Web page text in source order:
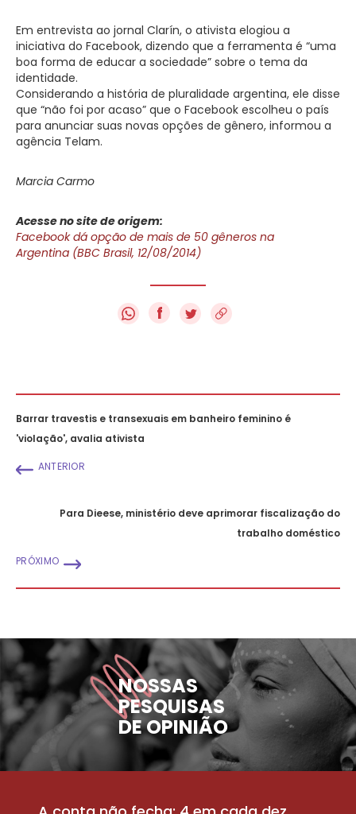
Em entrevista ao jornal Clarín, o ativista elogiou a
iniciativa do Facebook, dizendo que a ferramenta é “uma
boa forma de educar a sociedade” sobre o tema da
identidade.
Considerando a história de pluralidade argentina, ele disse
que “não foi por acaso” que o Facebook escolheu o país
para anunciar suas novas opções de gênero, informou a
agência Telam.
Marcia Carmo
Acesse no site de origem:
Facebook dá opção de mais de 50 gêneros na
Argentina (BBC Brasil, 12/08/2014)
f
Barrar travestis e transexuais em banheiro feminino é
'violação', avalia ativista
ANTERIOR
Para Dieese, ministério deve aprimorar fiscalização do
trabalho doméstico
PRÓXIMO
NOSSAS
PESQUISAS
DE OPINIÃO